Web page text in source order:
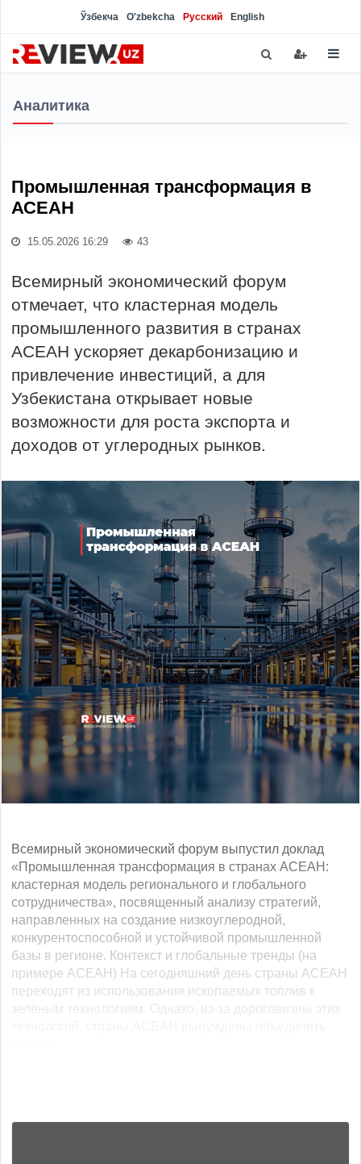
Ўзбекча O'zbekcha Русский English
Аналитика
Промышленная трансформация в
АСЕАН
15.05.2026 16:29 43
Всемирный экономический форум
отмечает, что кластерная модель
промышленного развития в странах
АСЕАН ускоряет декарбонизацию и
привлечение инвестиций, а для
Узбекистана открывает новые
возможности для роста экспорта и
доходов от углеродных рынков.
Всемирный экономический форум выпустил доклад
«Промышленная трансформация в странах АСЕАН:
кластерная модель регионального и глобального
сотрудничества», посвященный анализу стратегий,
направленных на создание низкоуглеродной,
конкурентоспособной и устойчивой промышленной
базы в регионе. Контекст и глобальные тренды (на
примере АСЕАН) На сегодняшний день страны АСЕАН
переходят из использования ископаемых топлив к
зелёным технологиям. Однако, из-за дороговизны этих